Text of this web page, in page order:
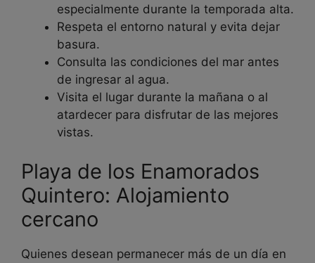
especialmente durante la temporada alta.
Respeta el entorno natural y evita dejar
basura.
Consulta las condiciones del mar antes
de ingresar al agua.
Visita el lugar durante la mañana o al
atardecer para disfrutar de las mejores
vistas.
Playa de los Enamorados
Quintero: Alojamiento
cercano
Quienes desean permanecer más de un día en